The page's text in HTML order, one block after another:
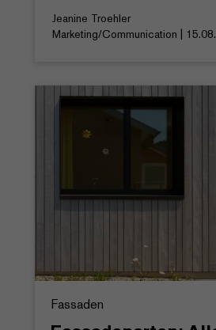
Jeanine Troehler
Marketing/Communication |
Fassaden